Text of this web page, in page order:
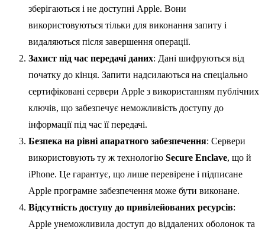
зберігаються і не доступні Apple. Вони
використовуються тільки для виконання запиту і
видаляються після завершення операції.
Захист під час передачі даних: Дані шифруються від
початку до кінця. Запити надсилаються на спеціально
сертифіковані сервери Apple з використанням публічних
ключів, що забезпечує неможливість доступу до
інформації під час її передачі.
Безпека на рівні апаратного забезпечення: Сервери
використовують ту ж технологію Secure Enclave, що й
iPhone. Це гарантує, що лише перевірене і підписане
Apple програмне забезпечення може бути виконане.
Відсутність доступу до привілейованих ресурсів:
Apple унеможливила доступ до віддалених оболонок та